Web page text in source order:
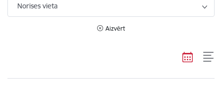
Norises vieta
Aizvērt